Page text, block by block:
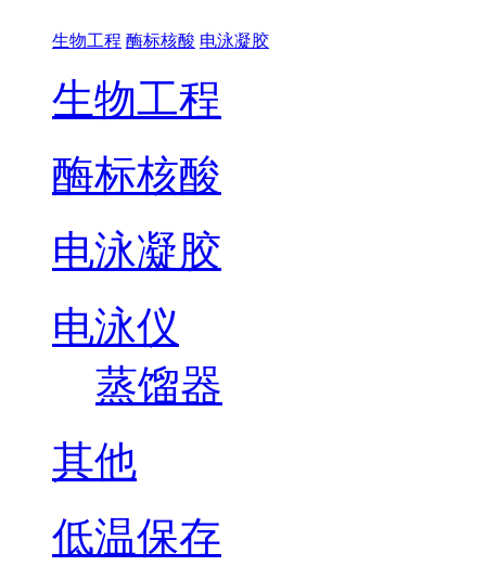
生物工程 酶标核酸 电泳凝胶
生物工程
酶标核酸
电泳凝胶
电泳仪
蒸馏器
其他
低温保存